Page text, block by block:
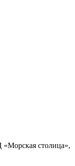
«Морская столица»,